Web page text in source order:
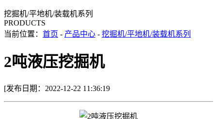
挖掘机/平地机/装载机系列
PRODUCTS
当前位置： 首页 - 产品中心 - 挖掘机/平地机/装载机系列
2吨液压挖掘机
[发布日期：2022-12-22 11:36:19